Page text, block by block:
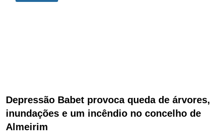
Depressão Babet provoca queda de árvores,
inundações e um incêndio no concelho de
Almeirim